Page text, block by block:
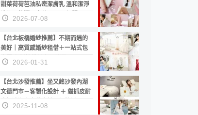
甜菜荷荷芭油私密潔膚乳 溫和潔淨
洗後不乾澀 不起泡反而更舒服！
2026-07-08
【台北板橋婚紗推薦】不期而遇的
美好｜高質感婚紗租借＋一站式包
套服務 新娘備婚省心首選！
2026-01-31
【台北沙發推薦】坐又銘沙發內湖
文德門市－客製化設計 ＋ 貓抓皮耐
磨好清潔｜直營直銷、價格透明
高CP值打造夢想居家風格
2025-11-08